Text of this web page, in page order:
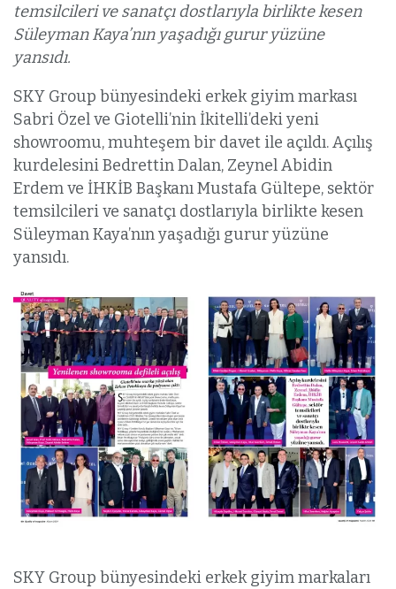
temsilcileri ve sanatçı dostlarıyla birlikte kesen
Süleyman Kaya’nın yaşadığı gurur yüzüne
yansıdı.
SKY Group bünyesindeki erkek giyim markası
Sabri Özel ve Giotelli’nin İkitelli’deki yeni
showroomu, muhteşem bir davet ile açıldı. Açılış
kurdelesini Bedrettin Dalan, Zeynel Abidin
Erdem ve İHKİB Başkanı Mustafa Gültepe, sektör
temsilcileri ve sanatçı dostlarıyla birlikte kesen
Süleyman Kaya’nın yaşadığı gurur yüzüne
yansıdı.
SKY Group bünyesindeki erkek giyim markaları